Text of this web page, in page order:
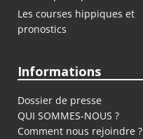
Les courses hippiques et
pronostics
Informations
Dossier de presse
QUI SOMMES-NOUS ?
Comment nous rejoindre ?